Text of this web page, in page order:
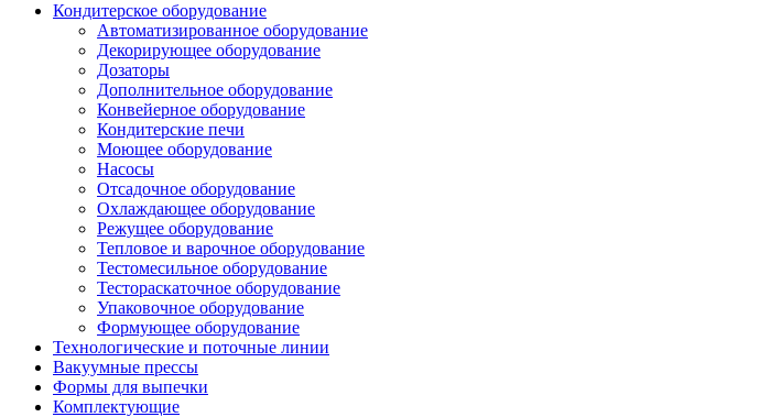
Кондитерское оборудование
Автоматизированное оборудование
Декорирующее оборудование
Дозаторы
Дополнительное оборудование
Конвейерное оборудование
Кондитерские печи
Моющее оборудование
Насосы
Отсадочное оборудование
Охлаждающее оборудование
Режущее оборудование
Тепловое и варочное оборудование
Тестомесильное оборудование
Тестораскаточное оборудование
Упаковочное оборудование
Формующее оборудование
Технологические и поточные линии
Вакуумные прессы
Формы для выпечки
Комплектующие